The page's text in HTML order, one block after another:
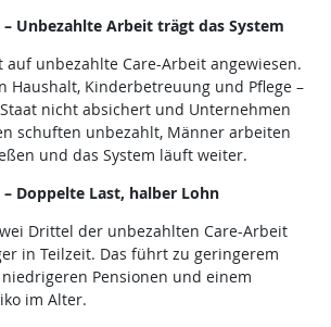
– Unbezahlte Arbeit trägt das System
auf unbezahlte Care-Arbeit angewiesen.
Haushalt, Kinderbetreuung und Pflege –
nicht absichert und Unternehmen
schuften unbezahlt, Männer arbeiten
und das System läuft weiter.
Doppelte Last, halber Lohn
Drittel der unbezahlten Care-Arbeit
in Teilzeit. Das führt zu geringerem
Pensionen und einem
im Alter.